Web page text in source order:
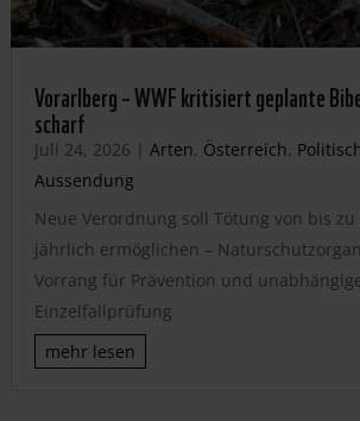
Vorarlberg – WWF kritisiert geplante
scharf
Juli 24, 2026 | Arten, Österreich,
Aussendung
Neue Verordnung soll Tötung von bis zu
jährlich ermöglichen –
Vorrang für Prävention und
Einzelfallprüfung
mehr lesen